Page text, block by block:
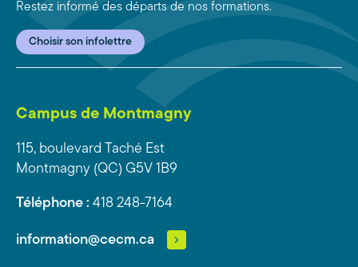
Restez informé des départs de nos formations.
Choisir son infolettre
Campus de Montmagny
115, boulevard Taché Est
Montmagny (QC) G5V 1B9
Téléphone : 418 248-7164
information@cecm.ca